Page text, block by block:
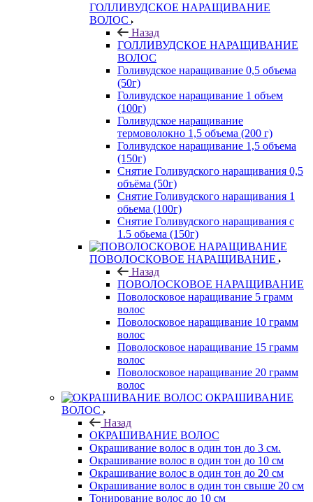
ГОЛЛИВУДСКОЕ НАРАЩИВАНИЕ
ВОЛОС
Назад
ГОЛЛИВУДСКОЕ НАРАЩИВАНИЕ
ВОЛОС
Голивудское наращивание 0,5 объема
(50г)
Голивудское наращивание 1 объем
(100г)
Голивудское наращивание
термоволокно 1,5 объема (200 г)
Голивудское наращивание 1,5 объема
(150г)
Снятие Голивудского наращивания 0,5
объёма (50г)
Снятие Голивудского наращивания 1
обьема (100г)
Снятие Голивудского наращивания с
1.5 обьема (150г)
ПОВОЛОСКОВОЕ НАРАЩИВАНИЕ
Назад
ПОВОЛОСКОВОЕ НАРАЩИВАНИЕ
Поволосковое наращивание 5 грамм
волос
Поволосковое наращивание 10 грамм
волос
Поволосковое наращивание 15 грамм
волос
Поволосковое наращивание 20 грамм
волос
ОКРАШИВАНИЕ
ВОЛОС
Назад
ОКРАШИВАНИЕ ВОЛОС
Окрашивание волос в один тон до 3 см.
Окрашивание волос в один тон до 10 см
Окрашивание волос в один тон до 20 см
Окрашивание волос в один тон свыше 20 см
Тонирование волос до 10 см